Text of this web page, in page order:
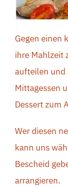
Gegen einen
ihre Mahlzeit
aufteilen und
Mittagessen
Dessert zum
Wer diesen
kann uns
Bescheid
arrangieren.